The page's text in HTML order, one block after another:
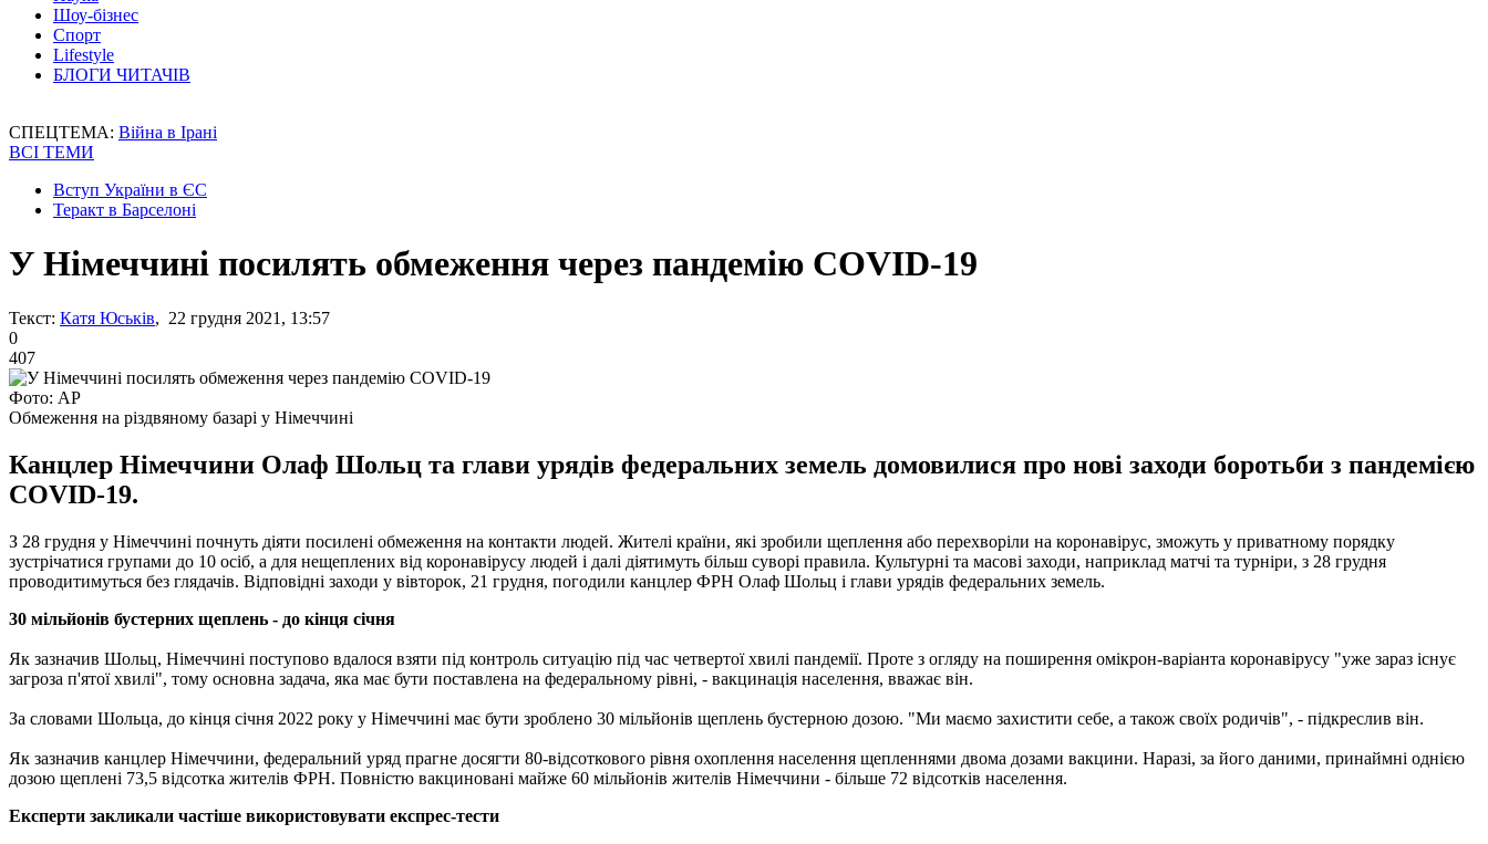
Шоу-бізнес
Спорт
Lifestyle
БЛОГИ ЧИТАЧІВ
СПЕЦТЕМА: Війна в Ірані
ВСІ ТЕМИ
Вступ України в ЄС
Теракт в Барселоні
У Німеччині посилять обмеження через пандемію COVID-19
Текст: Катя Юськів, 22 грудня 2021, 13:57
0
407
Фото: АР
Обмеження на різдвяному базарі у Німеччині
Канцлер Німеччини Олаф Шольц та глави урядів федеральних земель домовилися про нові заходи боротьби з пандемією
COVID-19.
З 28 грудня у Німеччині почнуть діяти посилені обмеження на контакти людей. Жителі країни, які зробили щеплення або перехворіли на коронавірус, зможуть у приватному порядку
зустрічатися групами до 10 осіб, а для нещеплених від коронавірусу людей і далі діятимуть більш суворі правила. Культурні та масові заходи, наприклад матчі та турніри, з 28 грудня
проводитимуться без глядачів. Відповідні заходи у вівторок, 21 грудня, погодили канцлер ФРН Олаф Шольц і глави урядів федеральних земель.
30 мільйонів бустерних щеплень - до кінця січня
Як зазначив Шольц, Німеччині поступово вдалося взяти під контроль ситуацію під час четвертої хвилі пандемії. Проте з огляду на поширення омікрон-варіанта коронавірусу "уже зараз існує
загроза п'ятої хвилі", тому основна задача, яка має бути поставлена на федеральному рівні, - вакцинація населення, вважає він.
За словами Шольца, до кінця січня 2022 року у Німеччині має бути зроблено 30 мільйонів щеплень бустерною дозою. "Ми маємо захистити себе, а також своїх родичів", - підкреслив він.
Як зазначив канцлер Німеччини, федеральний уряд прагне досягти 80-відсоткового рівня охоплення населення щепленнями двома дозами вакцини. Наразі, за його даними, принаймні однією
дозою щеплені 73,5 відсотка жителів ФРН. Повністю вакциновані майже 60 мільйонів жителів Німеччини - більше 72 відсотків населення.
Експерти закликали частіше використовувати експрес-тести